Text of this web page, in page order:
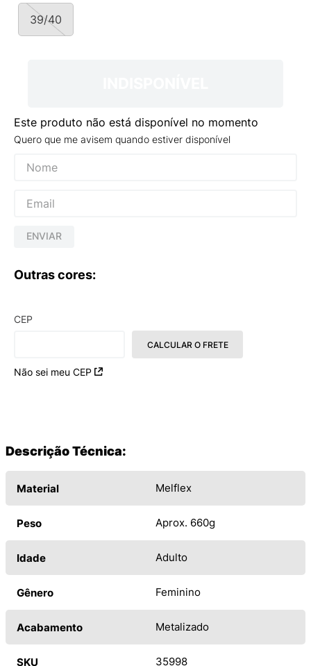
39/40
Este produto não está disponível no momento
Quero que me avisem quando estiver disponível
ENVIAR
Outras cores:
CEP
Não sei meu CEP
CALCULAR O FRETE
Descrição Técnica:
Material Melflex
Peso Aprox. 660g
Idade Adulto
Gênero Feminino
Acabamento Metalizado
SKU 35998
9º
VEJA COUNTRY
NEW 530